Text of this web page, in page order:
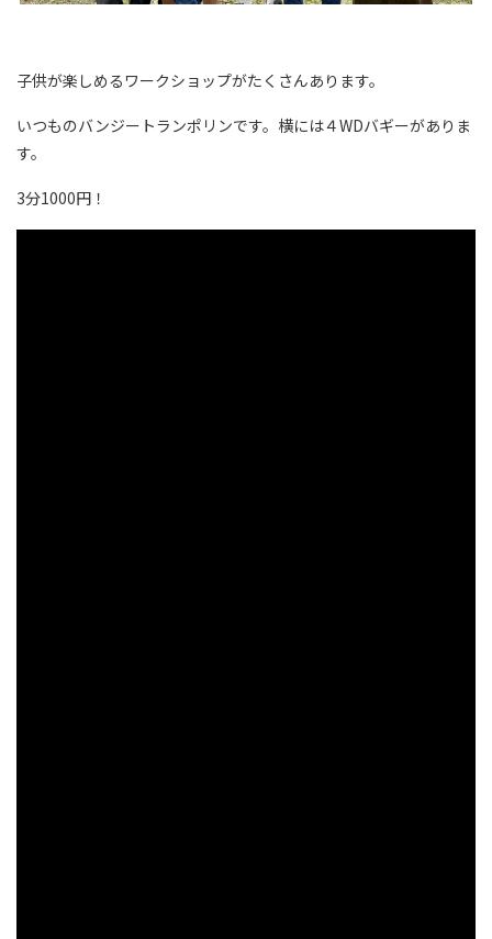
子供が楽しめるワークショップがたくさんあります。
いつものバンジートランポリンです。横には４WDバギーがありま
す。
3分1000円！